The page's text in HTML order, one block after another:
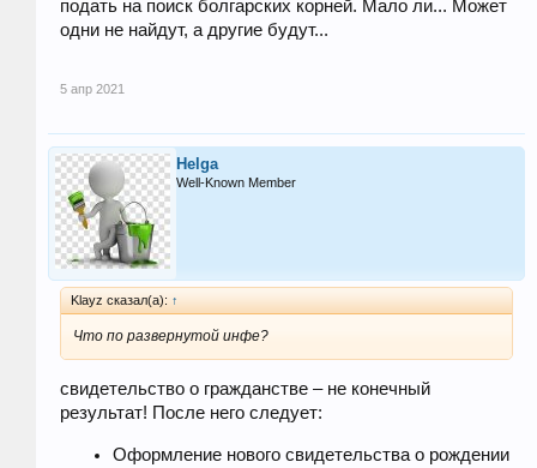
подать на поиск болгарских корней. Мало ли... Может
одни не найдут, а другие будут...
5 апр 2021
Helga
Well-Known Member
Klayz сказал(а): ↑
Что по развернутой инфе?
свидетельство о гражданстве – не конечный
результат! После него следует:
Оформление нового свидетельства о рождении